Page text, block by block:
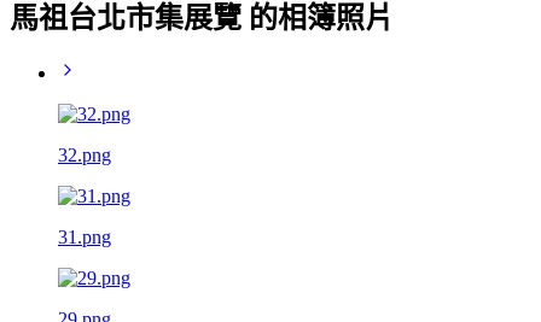
馬祖台北市集展覽 的相簿照片
32.png
31.png